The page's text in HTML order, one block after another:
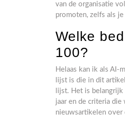
van de organisatie
promoten, zelfs als
Welke
100?
Helaas kan ik als AI-
lijst is die in dit
lijst. Het is
jaar en de criteria die
nieuwsartikelen over